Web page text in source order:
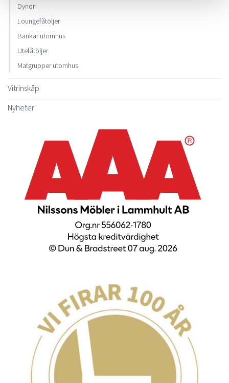
Dynor
Loungefåtöljer
Bänkar utomhus
Utefåtöljer
Matgrupper utomhus
Vitrinskåp
Nyheter